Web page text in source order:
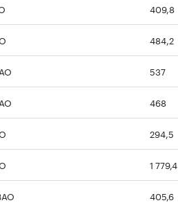
409,8
484,2
537
468
294,5
1 779,4
405,6